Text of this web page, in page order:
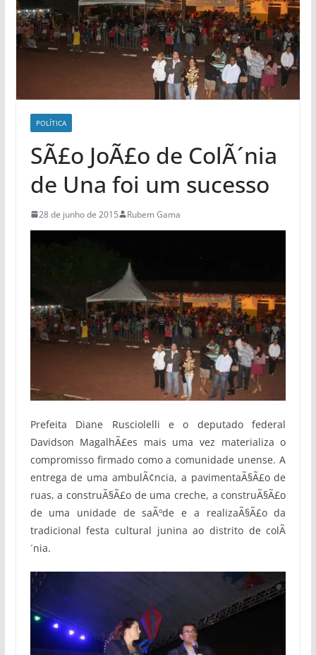
POLÍ­TICA
SÃ£o JoÃ£o de ColÃ´nia
de Una foi um sucesso
28 de junho de 2015 Rubem Gama
Prefeita Diane Rusciolelli e o deputado federal
Davidson MagalhÃ£es mais uma vez materializa o
compromisso firmado como a comunidade unense. A
entrega de uma ambulÃ¢ncia, a pavimentaÃ§Ã£o de
ruas, a construÃ§Ã£o de uma creche, a construÃ§Ã£o
de uma unidade de saÃºde e a realizaÃ§Ã£o da
tradicional festa cultural junina ao distrito de colÃ
´nia.